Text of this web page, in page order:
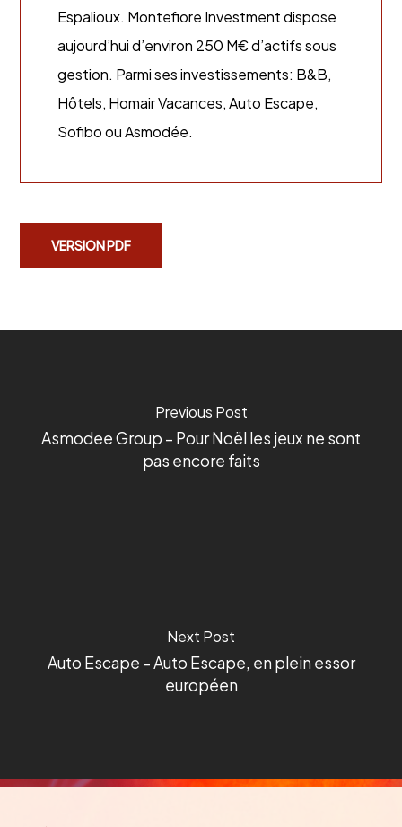
Espalioux. Montefiore Investment dispose
aujourd’hui d’environ 250 M€ d’actifs sous
gestion. Parmi ses investissements: B&B,
Hôtels, Homair Vacances, Auto Escape,
Sofibo ou Asmodée.
VERSION PDF
Previous Post
Asmodee Group – Pour Noël les jeux ne sont
pas encore faits
Next Post
Auto Escape – Auto Escape, en plein essor
européen